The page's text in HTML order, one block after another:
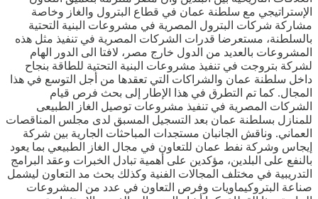
الإستراتيجي مع سلطنة عمان في قطاع البترول والغاز وخاصة
مشاركة شركات البترول المصرية في مشروعات البنية التحتية
بالسلطنة، مستعرضا قدرات الشركات المصرية في تنفيذ مثل هذه
المشروعات بالعديد من الدول خارج مصر، لافتا الى الدور الهام
لشركة بتروجت في تنفيذ مشروعات البنية التحتية للطاقة بنجاح
داخل سلطنة عمان والشراكات التي تعقدها من أجل التوسع في هذا
المجال. كما تم التطرق في هذا الإطار إلى بحث فرص قيام
الشركات المصرية في تنفيذ مشروعات توصيل الغاز الطبيعى
للمنازل بسلطنة عمان بعد التسجيل المسبق لدى مجلس المناقصات
العماني. وناقش الجانبان مستجدات المباحثات الجارية بين شركة
إيجاس وشركة نفط عمان للتعاون في مجال الغاز الطبيعي بما يعود
بالنفع على البلدين، مؤكدين على أهمية تبادل الخبرات وعقد البرامج
التدريبية في مختلف المجالات الفنية وكذلك بحث مد التعاون ليشمل
صناعة البتروكيماويات وفرص التعاون في عدد من المشروعات